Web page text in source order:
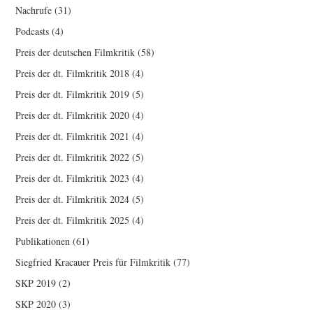
Nachrufe (31)
Podcasts (4)
Preis der deutschen Filmkritik (58)
Preis der dt. Filmkritik 2018 (4)
Preis der dt. Filmkritik 2019 (5)
Preis der dt. Filmkritik 2020 (4)
Preis der dt. Filmkritik 2021 (4)
Preis der dt. Filmkritik 2022 (5)
Preis der dt. Filmkritik 2023 (4)
Preis der dt. Filmkritik 2024 (5)
Preis der dt. Filmkritik 2025 (4)
Publikationen (61)
Siegfried Kracauer Preis für Filmkritik (77)
SKP 2019 (2)
SKP 2020 (3)